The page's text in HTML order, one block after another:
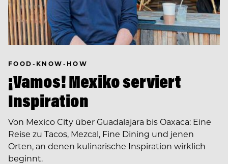
FOOD-KNOW-HOW
¡Vamos! Mexiko serviert
Inspiration
Von Mexico City über Guadalajara bis Oaxaca: Eine
Reise zu Tacos, Mezcal, Fine Dining und jenen
Orten, an denen kulinarische Inspiration wirklich
beginnt.